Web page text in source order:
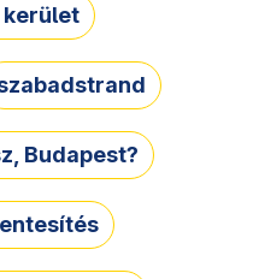
Budapest?